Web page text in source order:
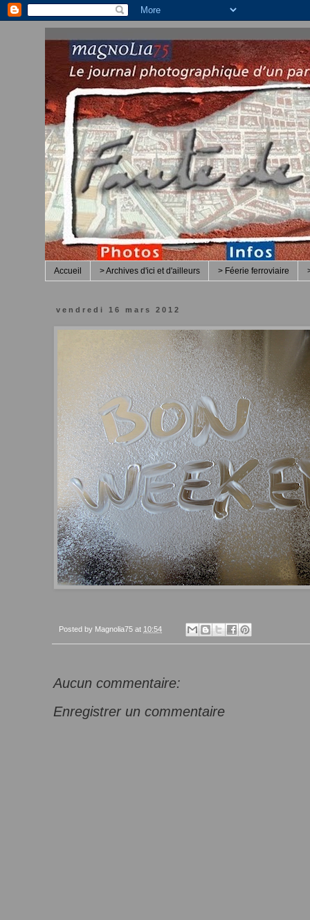
Accueil > Archives d'ici et d'ailleurs > Féerie ferroviaire
vendredi 16 mars 2012
Posted by Magnolia75 at 10:54
Aucun commentaire:
Enregistrer un commentaire